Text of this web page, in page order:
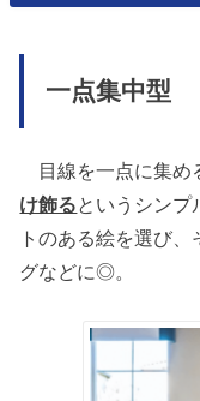
一点集中型
目線を一点に集め
け飾るというシンプ
トのある絵を選び
グなどに◎。